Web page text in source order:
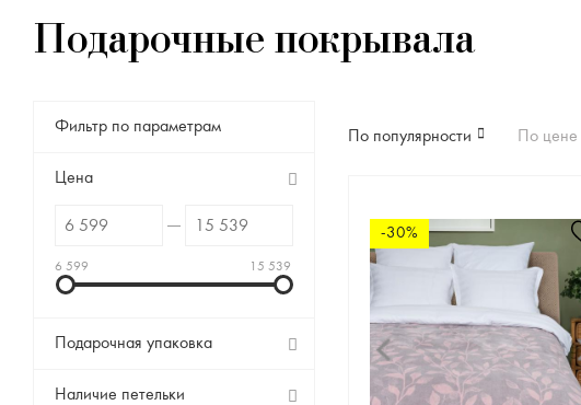
Подарочные покрывала
По популярности По цене
-30%
Фильтр по параметрам
Цена
6 599 15 539
Подарочная упаковка
Наличие петельки